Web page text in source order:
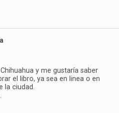
y me gustaría saber
el libro, ya sea en linea o en
la ciudad.